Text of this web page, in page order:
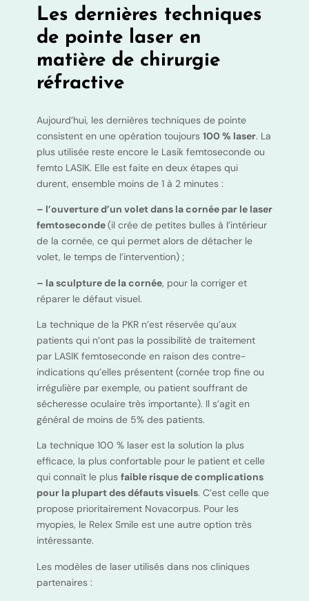
Les dernières techniques
de pointe laser en
matière de chirurgie
réfractive
Aujourd’hui, les dernières techniques de pointe
consistent en une opération toujours 100 % laser. La
plus utilisée reste encore le Lasik femtoseconde ou
femto LASIK. Elle est faite en deux étapes qui
durent, ensemble moins de 1 à 2 minutes :
– l’ouverture d’un volet dans la cornée par le laser
femtoseconde(il crée de petites bulles à l’intérieur
de la cornée, ce qui permet alors de détacher le
volet, le temps de l’intervention) ;
– la sculpture de la cornée, pour la corriger et
réparer le défaut visuel.
La technique de la PKR n’est réservée qu’aux
patients qui n’ont pas la possibilité de traitement
par LASIK femtoseconde en raison des contre-
indications qu’elles présentent (cornée trop fine ou
irrégulière par exemple, ou patient souffrant de
sécheresse oculaire très importante). Il s’agit en
général de moins de 5% des patients.
La technique 100 % laser est la solution la plus
efficace, la plus confortable pour le patient et celle
qui connaît le plus faible risque de complications
pour la plupart des défauts visuels. C’est celle que
propose prioritairement Novacorpus. Pour les
myopies, le Relex Smile est une autre option très
intéressante.
Les modèles de laser utilisés dans nos cliniques
partenaires :